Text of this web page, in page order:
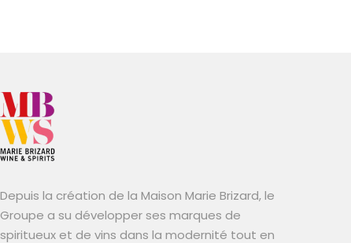
Depuis la création de la Maison Marie Brizard, le
Groupe a su développer ses marques de
spiritueux et de vins dans la modernité tout en